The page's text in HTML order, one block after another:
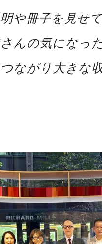
明や冊子を見せ
んの気になっ
ながり大きな